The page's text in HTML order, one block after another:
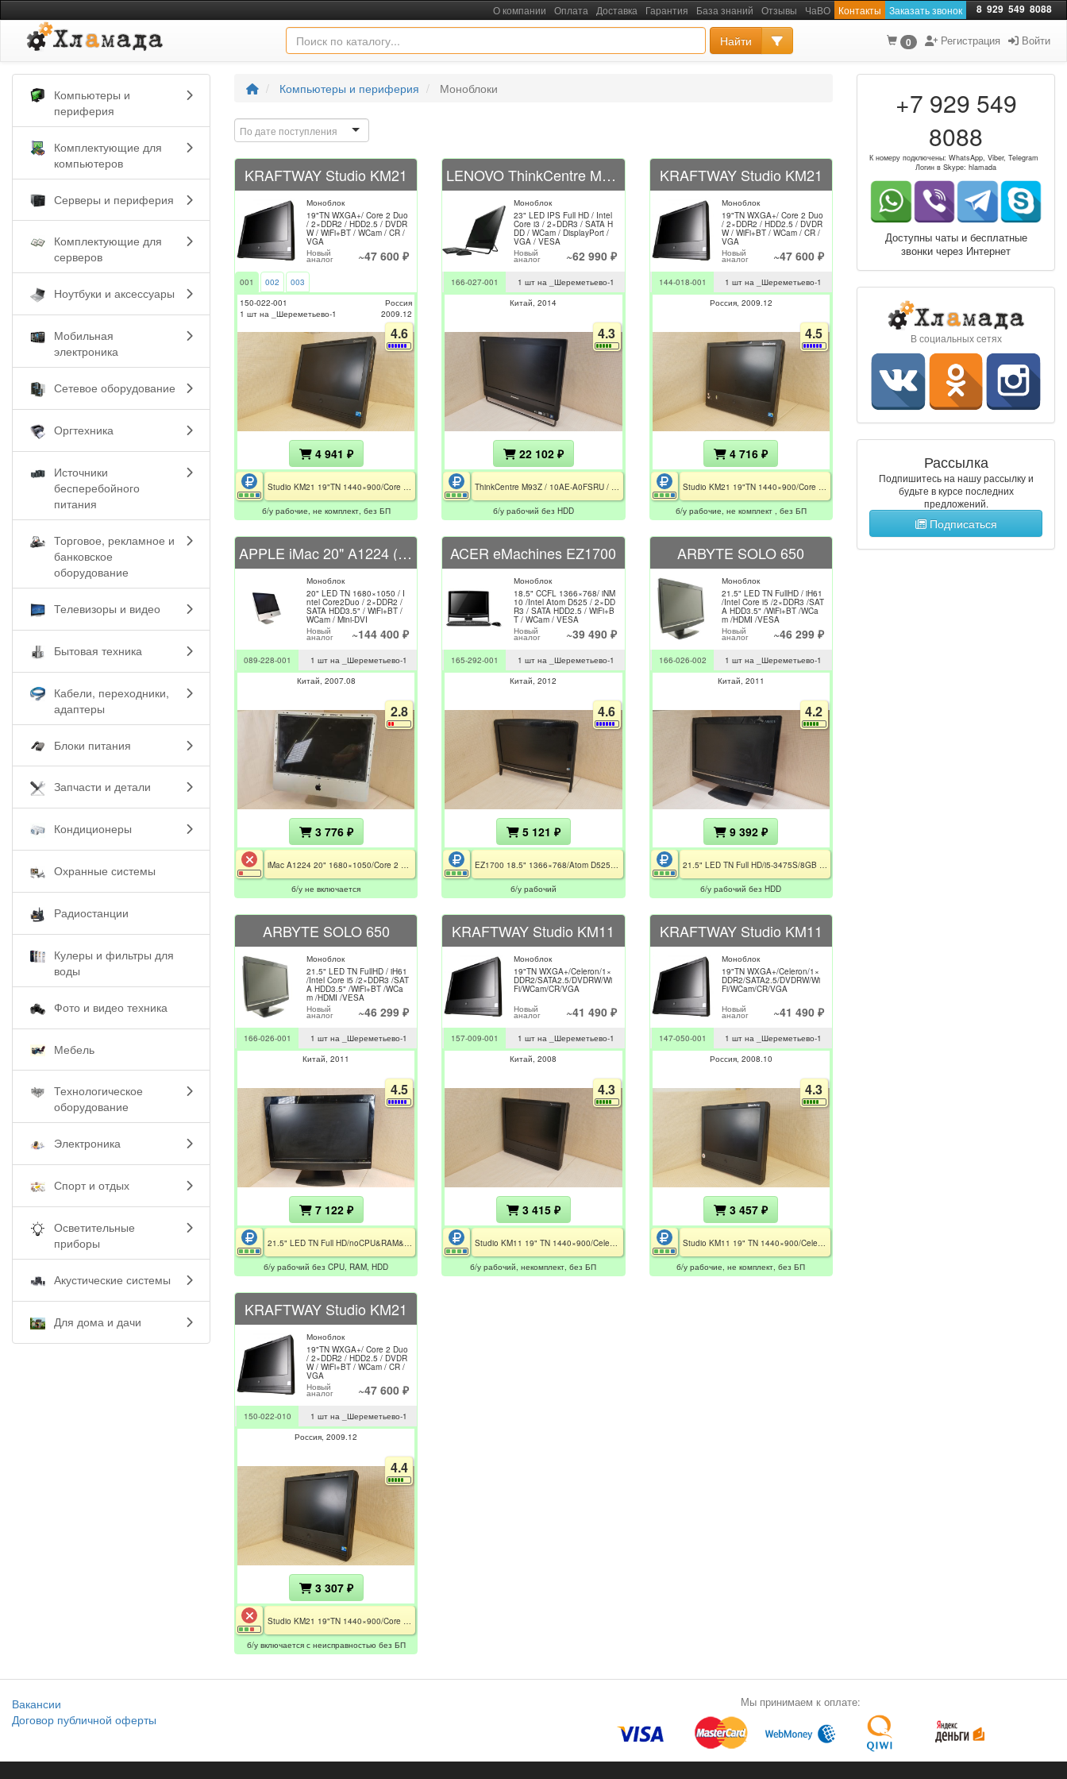
О компании Оплата Доставка Гарантия База знаний Отзывы ЧаВО Контакты Заказать звонок 8 929 549 8088
Найти 0 Регистрация Войти
Компьютеры и
периферия
Комплектующие для
компьютеров
Серверы и периферия
Комплектующие для
серверов
Ноутбуки и аксессуары
Мобильная
электроника
Сетевое оборудование
Оргтехника
Источники
бесперебойного
питания
Торговое, рекламное и
банковское
оборудование
Телевизоры и видео
Бытовая техника
Кабели, переходники,
адаптеры
Блоки питания
Запчасти и детали
Кондиционеры
Охранные системы
Радиостанции
Кулеры и фильтры для
воды
Фото и видео техника
Мебель
Технологическое
оборудование
Электроника
Спорт и отдых
Осветительные
приборы
Акустические системы
Для дома и дачи
Компьютеры и периферия Моноблоки
По дате поступления
KRAFTWAY Studio KM21
Моноблок
19"TN WXGA+/ Core 2 Duo
/ 2×DDR2 / HDD2.5 / DVDR
W / WiFi+BT / WCam / CR /
VGA
Новый
аналог ~47 600 ₽
001 002
003
150-022-001
1 шт на _Шереметьево-1
Россия
2009.12
4.6
4 941 ₽
б/у рабочие, не комплект, без БП
LENOVO ThinkCentre M93Z 10AE-A0FSRU
Моноблок
23" LED IPS Full HD / Intel
Core i3 / 2×DDR3 / SATA H
DD / WCam / DisplayPort /
VGA / VESA
Новый
аналог ~62 990 ₽
166-027-001
1 шт на _Шереметьево-1
Китай 2014
4.3
22 102 ₽
б/у рабочий без HDD
KRAFTWAY Studio KM21
Моноблок
19"TN WXGA+/ Core 2 Duo
/ 2×DDR2 / HDD2.5 / DVDR
W / WiFi+BT / WCam / CR /
VGA
Новый
аналог ~47 600 ₽
144-018-001
1 шт на _Шереметьево-1
Россия 2009.12
4.5
4 716 ₽
б/у рабочие, не комплект , без БП
APPLE iMac 20" A1224 (2007)
Моноблок
20" LED TN 1680×1050 / I
ntel Core2Duo / 2×DDR2 /
SATA HDD3.5" / WiFi+BT /
WCam / Mini-DVI
Новый
аналог ~144 400 ₽
089-228-001
1 шт на _Шереметьево-1
Китай 2007.08
2.8
3 776 ₽
б/у не включается
ACER eMachines EZ1700
Моноблок
18.5" CCFL 1366×768/ iNM
10 /Intel Atom D525 / 2×DD
R3 / SATA HDD2.5 / WiFi+B
T / WCam / VESA
Новый
аналог ~39 490 ₽
165-292-001
1 шт на _Шереметьево-1
Китай 2012
4.6
5 121 ₽
б/у рабочий
ARBYTE SOLO 650
Моноблок
21.5" LED TN FullHD / iH61
/Intel Core i5 /2×DDR3 /SAT
A HDD3.5" /WiFi+BT /WCa
m /HDMI /VESA
Новый
аналог ~46 299 ₽
166-026-002
1 шт на _Шереметьево-1
Китай 2011
4.2
9 392 ₽
б/у рабочий без HDD
ARBYTE SOLO 650
Моноблок
21.5" LED TN FullHD / iH61
/Intel Core i5 /2×DDR3 /SAT
A HDD3.5" /WiFi+BT /WCa
m /HDMI /VESA
Новый
аналог ~46 299 ₽
166-026-001
1 шт на _Шереметьево-1
Китай 2011
4.5
7 122 ₽
б/у рабочий без CPU, RAM, HDD
KRAFTWAY Studio KM11
Моноблок
19"TN WXGA+/Celeron/1×
DDR2/SATA2.5/DVDRW/Wi
Fi/WCam/CR/VGA
Новый
аналог ~41 490 ₽
157-009-001
1 шт на _Шереметьево-1
Китай 2008
4.3
3 415 ₽
б/у рабочий, некомплект, без БП
KRAFTWAY Studio KM11
Моноблок
19"TN WXGA+/Celeron/1×
DDR2/SATA2.5/DVDRW/Wi
Fi/WCam/CR/VGA
Новый
аналог ~41 490 ₽
147-050-001
1 шт на _Шереметьево-1
Россия 2008.10
4.3
3 457 ₽
б/у рабочие, не комплект, без БП
KRAFTWAY Studio KM21
Моноблок
19"TN WXGA+/ Core 2 Duo
/ 2×DDR2 / HDD2.5 / DVDR
W / WiFi+BT / WCam / CR /
VGA
Новый
аналог ~47 600 ₽
150-022-010
1 шт на _Шереметьево-1
Россия 2009.12
4.4
3 307 ₽
б/у включается с неисправностью без БП
+7 929 549
8088
К номеру подключены: WhatsApp, Viber, Telegram
Логин в Skype: hlamada
Доступны чаты и бесплатные
звонки через Интернет
В социальных сетях
Рассылка
Подпишитесь на нашу рассылку и
будьте в курсе последних
предложений.
Подписаться
Вакансии
Договор публичной оферты
Мы принимаем к оплате: